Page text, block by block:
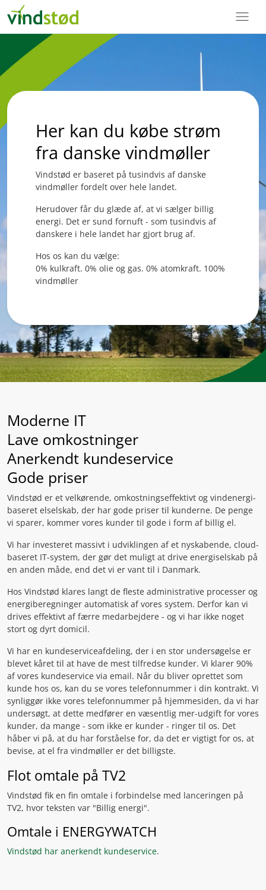
menu
Her kan du købe strøm
fra danske vindmøller
Vindstød er baseret på tusindvis af danske
vindmøller fordelt over hele landet.
Herudover får du glæde af, at vi sælger billig
energi. Det er sund fornuft - som tusindvis af
danskere i hele landet har gjort brug af.
Hos os kan du vælge:
0% kulkraft. 0% olie og gas. 0% atomkraft. 100%
vindmøller
Moderne IT
Lave omkostninger
Anerkendt kundeservice
Gode priser
Vindstød er et velkørende, omkostningseffektivt og vindenergi-
baseret elselskab, der har gode priser til kunderne. De penge
vi sparer, kommer vores kunder til gode i form af billig el.
Vi har investeret massivt i udviklingen af et nyskabende, cloud-
baseret IT-system, der gør det muligt at drive energiselskab på
en anden måde, end det vi er vant til i Danmark.
Hos Vindstød klares langt de fleste administrative processer og
energiberegninger automatisk af vores system. Derfor kan vi
drives effektivt af færre medarbejdere - og vi har ikke noget
stort og dyrt domicil.
Vi har en kundeserviceafdeling, der i en stor undersøgelse er
blevet kåret til at have de mest tilfredse kunder. Vi klarer 90%
af vores kundeservice via email. Når du bliver oprettet som
kunde hos os, kan du se vores telefonnummer i din kontrakt. Vi
synliggør ikke vores telefonnummer på hjemmesiden, da vi har
undersøgt, at dette medfører en væsentlig mer-udgift for vores
kunder, da mange - som ikke er kunder - ringer til os. Det
håber vi på, at du har forståelse for, da det er vigtigt for os, at
bevise, at el fra vindmøller er det billigste.
Flot omtale på TV2
Vindstød fik en fin omtale i forbindelse med lanceringen på
TV2, hvor teksten var "Billig energi".
Omtale i ENERGYWATCH
Vindstød har anerkendt kundeservice.